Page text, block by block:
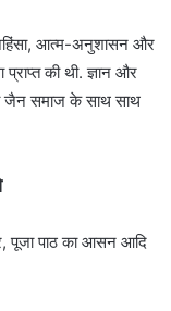
अहिंसा, आत्म-अनुशासन और
की थी. ज्ञान और
जैन समाज के साथ साथ
पूजा पाठ का आसन आदि